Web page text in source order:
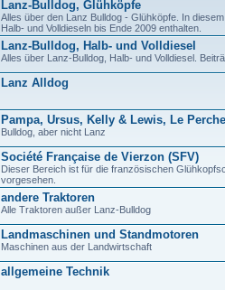
Lanz-Bulldog, Glühköpfe
Alles über den Lanz Bulldog - Glühköpfe. In
Halb- und Volldieseln bis Ende 2009 enthalten.
Lanz-Bulldog, Halb- und Volldiesel
Alles über Lanz-Bulldog, Halb- und Volldiesel.
Lanz Alldog
Pampa, Ursus, Kelly & Lewis, Le
Bulldog, aber nicht Lanz
Société Française de Vierzon (SFV)
Dieser Bereich ist für die französischen
vorgesehen.
andere Traktoren
Alle Traktoren außer Lanz-Bulldog
Landmaschinen und Standmotoren
Maschinen aus der Landwirtschaft
allgemeine Technik